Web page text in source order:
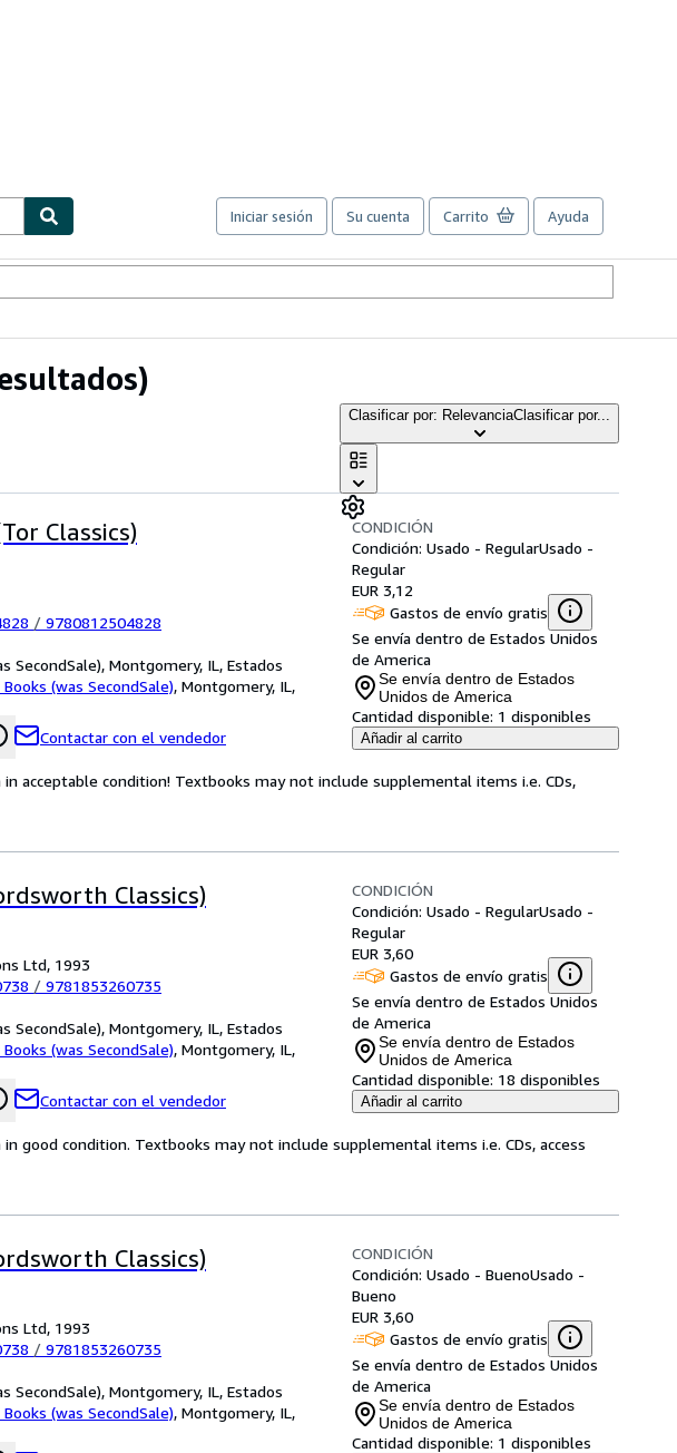
Iniciar sesión Su cuenta Carrito Ayuda
Clasificar por: RelevanciaClasificar por...
Classics)
/ 9780812504828
SecondSale), Montgomery, IL, Estados
(was SecondSale), Montgomery, IL,
Contactar con el vendedor
CONDICIÓN
Condición: Usado - RegularUsado -
Regular
EUR 3,12
Gastos de envío gratis
Se envía dentro de Estados Unidos
de America
Se envía dentro de Estados
Unidos de America
Cantidad disponible: 1 disponibles
Añadir al carrito
in acceptable condition! Textbooks may not include supplemental items i.e. CDs,
Classics)
Ltd, 1993
/ 9781853260735
SecondSale), Montgomery, IL, Estados
(was SecondSale), Montgomery, IL,
Contactar con el vendedor
CONDICIÓN
Condición: Usado - RegularUsado -
Regular
EUR 3,60
Gastos de envío gratis
Se envía dentro de Estados Unidos
de America
Se envía dentro de Estados
Unidos de America
Cantidad disponible: 18 disponibles
Añadir al carrito
in good condition. Textbooks may not include supplemental items i.e. CDs, access
Classics)
Ltd, 1993
/ 9781853260735
SecondSale), Montgomery, IL, Estados
(was SecondSale), Montgomery, IL,
CONDICIÓN
Condición: Usado - BuenoUsado -
Bueno
EUR 3,60
Gastos de envío gratis
Se envía dentro de Estados Unidos
de America
Se envía dentro de Estados
Unidos de America
Cantidad disponible: 1 disponibles